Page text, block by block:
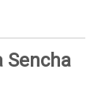
Sencha